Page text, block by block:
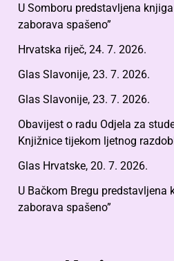
U Somboru predstavljena
zaborava spašeno”
Hrvatska riječ, 24. 7. 2026.
Glas Slavonije, 23. 7. 2026.
Glas Slavonije, 23. 7. 2026.
Obavijest o radu Odjela za
Knjižnice tijekom ljetnog
Glas Hrvatske, 20. 7. 2026.
U Bačkom Bregu predstavljena
zaborava spašeno”